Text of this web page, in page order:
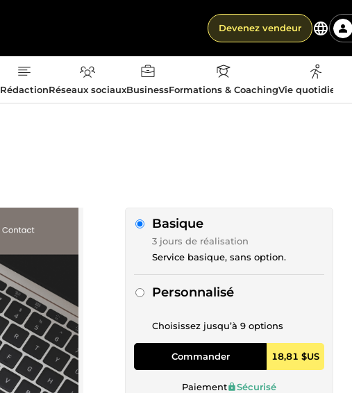
Devenez vendeur
RédactionRéseaux sociauxBusinessFormations & CoachingVie
Basique
3 jours de réalisation
Service basique, sans option.
Personnalisé
Choisissez jusqu’à 9 options
Commander 18,81 $US
Paiement Sécurisé